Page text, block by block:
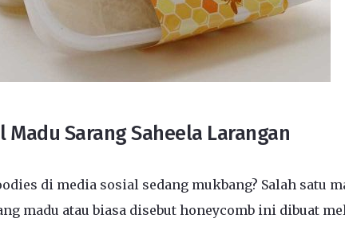
Madu Sarang Saheela Larangan
di media sosial sedang mukbang? Salah satu
madu atau biasa disebut honeycomb ini dibuat